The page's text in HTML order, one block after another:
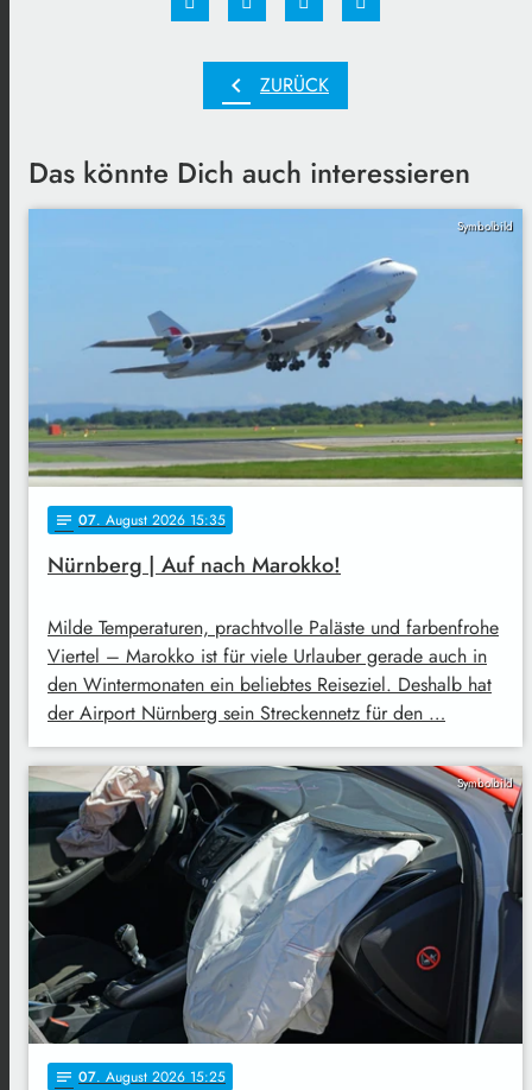
chevron_left ZURÜCK
Das könnte Dich auch interessieren
Symbolbild
notes 07. August 2026 15:35
Nürnberg | Auf nach Marokko!
Milde Temperaturen, prachtvolle Paläste und farbenfrohe
Viertel – Marokko ist für viele Urlauber gerade auch in
den Wintermonaten ein beliebtes Reiseziel. Deshalb hat
der Airport Nürnberg sein Streckennetz für den …
Symbolbild
notes 07. August 2026 15:25